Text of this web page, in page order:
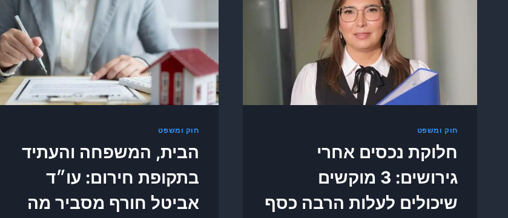
חוק ומשפט
חלוקת נכסים אחרי
גירושים: 3 מוקשים
שיכולים לעלות הרבה כסף
חוק ומשפט
הבית, המשפחה והעתיד
בתקופת חירום: עו״ד
אביטל חורף מסביר מה